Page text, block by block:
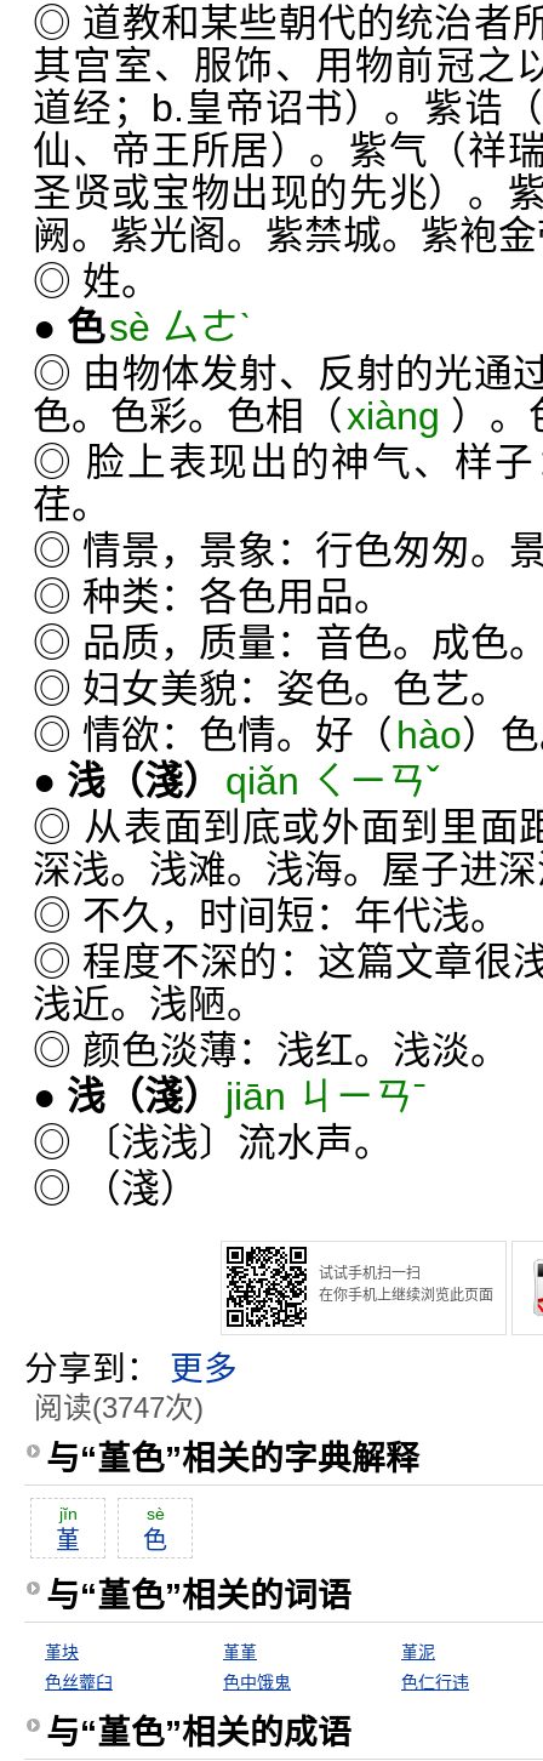
◎ 道教和某些朝代的统治者
其宫室、服饰、用物前冠之
道经；b.皇帝诏书）。紫诰
仙、帝王所居）。紫气（祥
圣贤或宝物出现的先兆）。
阙。紫光阁。紫禁城。紫袍
◎ 姓。
● 色sè ㄙㄜˋ
◎ 由物体发射、反射的光通
色。色彩。色相（xiàng ）。
◎ 脸上表现出的神气、样
荏。
◎ 情景，景象：行色匆匆。
◎ 种类：各色用品。
◎ 品质，质量：音色。成色
◎ 妇女美貌：姿色。色艺。
◎ 情欲：色情。好（ hào）
● 浅 （淺）
qiǎn ㄑㄧㄢˇ
◎ 从表面到底或外面到里面
深浅。浅滩。浅海。屋子进
◎ 不久，时间短：年代浅。
◎ 程度不深的：这篇文章很
浅近。浅陋。
◎ 颜色淡薄：浅红。浅淡。
● 浅 （淺）
jiān ㄐㄧㄢˉ
◎ 〔浅浅〕流水声。
◎ （淺）
试试手机扫一扫
在你手机上继续浏览此页面
分享到： 更多
阅读(3747次)
与“堇色”相关的字典解释
jĭn
堇
sè
色
与“堇色”相关的词语
堇块 堇堇
堇泥
色丝虀臼
色中饿鬼 色仁行违
与“堇色”相关的成语